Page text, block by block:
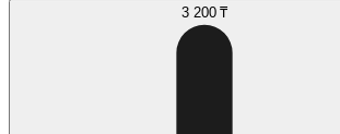
3 200 ₸